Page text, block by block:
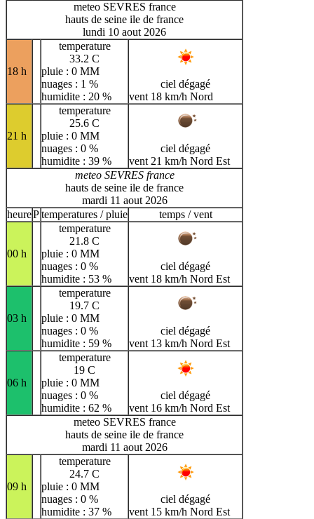
meteo SEVRES france
hauts de seine ile de france
lundi 10 aout 2026
18 h
temperature
33.2 C
pluie : 0 MM
nuages : 1 %
humidite : 20 %
ciel dégagé
vent 18 km/h Nord
21 h
temperature
25.6 C
pluie : 0 MM
nuages : 0 %
humidite : 39 %
ciel dégagé
vent 21 km/h Nord Est
meteo SEVRES france
hauts de seine ile de france
mardi 11 aout 2026
heurePtemperatures / pluie temps / vent
00 h
temperature
21.8 C
pluie : 0 MM
nuages : 0 %
humidite : 53 %
ciel dégagé
vent 18 km/h Nord Est
03 h
temperature
19.7 C
pluie : 0 MM
nuages : 0 %
humidite : 59 %
ciel dégagé
vent 13 km/h Nord Est
06 h
temperature
19 C
pluie : 0 MM
nuages : 0 %
humidite : 62 %
ciel dégagé
vent 16 km/h Nord Est
meteo SEVRES france
hauts de seine ile de france
mardi 11 aout 2026
09 h
temperature
24.7 C
pluie : 0 MM
nuages : 0 %
humidite : 37 %
ciel dégagé
vent 15 km/h Nord Est